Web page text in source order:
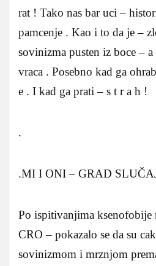
rat ! Tako nas bar uci –
pamcenje . Kao i to da je –
sovinizma pusten iz boce –
vraca . Posebno kad ga
e . I kad ga prati – s t r a h !
.
.MI I ONI – GRAD
Po ispitivanjima ksenofobije
CRO – pokazalo se da su
sovinizmom i mrznjom